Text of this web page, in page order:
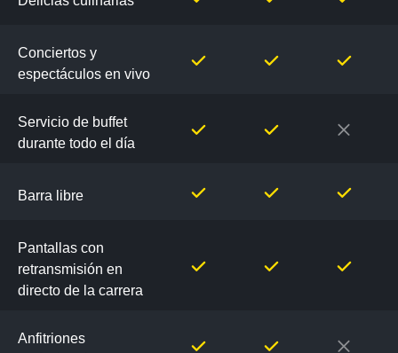
Conciertos y
espectáculos en vivo
Servicio de buffet
durante todo el día
Barra libre
Pantallas con
retransmisión en
directo de la carrera
Anfitriones